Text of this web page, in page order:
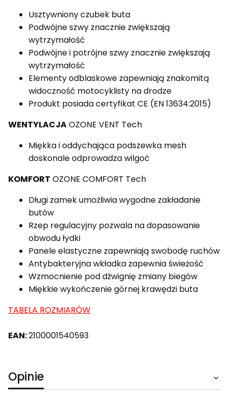
Usztywniony czubek buta
Podwójne szwy znacznie zwiększają
wytrzymałość
Podwójne i potrójne szwy znacznie zwiększają
wytrzymałość
Elementy odblaskowe zapewniają znakomitą
widoczność motocyklisty na drodze
Produkt posiada certyfikat CE (EN 13634:2015)
WENTYLACJAOZONE VENT Tech
Miękka i oddychająca podszewka mesh
doskonale odprowadza wilgoć
KOMFORT OZONE COMFORT Tech
Długi zamek umożliwia wygodne zakładanie
butów
Rzep regulacyjny pozwala na dopasowanie
obwodu łydki
Panele elastyczne zapewniają swobodę ruchów
Antybakteryjna wkładka zapewnia świeżość
Wzmocnienie pod dźwignię zmiany biegów
Miękkie wykończenie górnej krawędzi buta
TABELA ROZMIARÓW
EAN:2100001540593
Opinie